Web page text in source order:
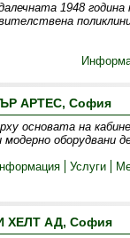
1948 година
АРТЕС, София
основата на
оборудвани
Услуги
ХЕЛТ АД, София